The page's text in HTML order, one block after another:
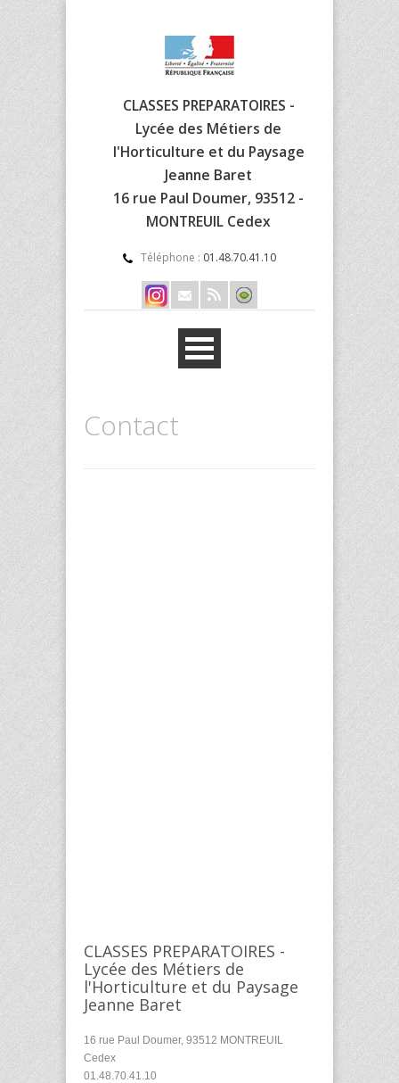
CLASSES PREPARATOIRES -
Lycée des Métiers de
l'Horticulture et du Paysage
Jeanne Baret
16 rue Paul Doumer, 93512 -
MONTREUIL Cedex
Téléphone : 01.48.70.41.10
Contact
CLASSES PREPARATOIRES -
Lycée des Métiers de
l'Horticulture et du Paysage
Jeanne Baret
16 rue Paul Doumer, 93512 MONTREUIL
Cedex
01.48.70.41.10